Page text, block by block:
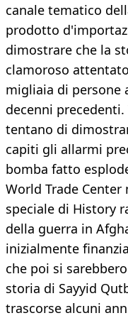
canale tematico
prodotto
dimostrare che la
clamoroso
migliaia di persone
decenni
tentano di
capiti gli allarmi
bomba fatto
World Trade
speciale di History
della guerra in
inizialmente
che poi si
storia di Sayyid
trascorse alcuni